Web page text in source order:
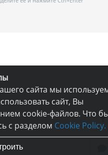
сайта мы
сайт, Вы
cookie-файлов. Что
с разделом Cookie Policy.